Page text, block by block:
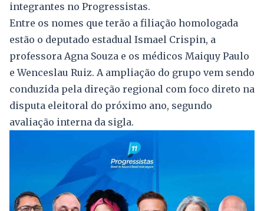
integrantes no Progressistas.
Entre os nomes que terão a filiação homologada
estão o deputado estadual Ismael Crispin, a
professora Agna Souza e os médicos Maiquy Paulo
e Wenceslau Ruiz. A ampliação do grupo vem sendo
conduzida pela direção regional com foco direto na
disputa eleitoral do próximo ano, segundo
avaliação interna da sigla.